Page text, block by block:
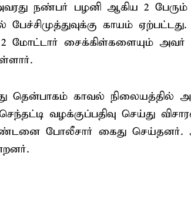
நண்பர் பழனி ஆகிய 2
காயம்
2 மோட்டார் சைக்கிள்களையும் அவர்
தென்பாகம் காவல் நிலையத்தில்
வழக்குப்பதிவு செய்து
போலீசார் கைது